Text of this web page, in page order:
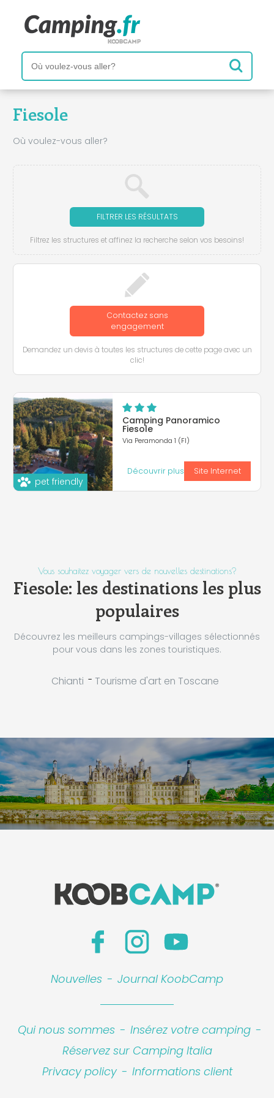
Fiesole
Où voulez-vous aller?
FILTRER LES RÉSULTATS
Filtrez les structures et affinez la recherche selon vos besoins!
Contactez sans
engagement
Demandez un devis à toutes les structures de cette page avec un
clic!
pet friendly
Camping Panoramico
Fiesole
Via Peramonda 1 (FI)
Découvrir plus Site Internet
Vous souhaitez voyager vers de nouvelles destinations?
Fiesole: les destinations les plus
populaires
Découvrez les meilleurs campings-villages sélectionnés
pour vous dans les zones touristiques.
Chianti - Tourisme d'art en Toscane
Nouvelles - Journal KoobCamp
Qui nous sommes - Insérez votre camping -
Réservez sur Camping Italia
Privacy policy - Informations client